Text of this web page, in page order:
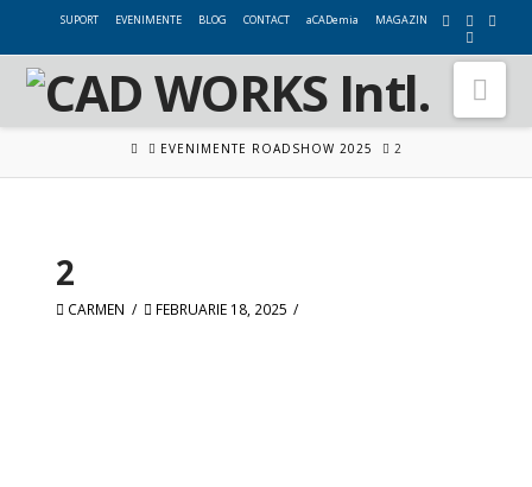
SUPORT EVENIMENTE BLOG CONTACT aCADemia MAGAZIN
HOMEEVENIMENTE ROADSHOW 2025 2
2
CARMEN FEBRUARIE 18, 2025